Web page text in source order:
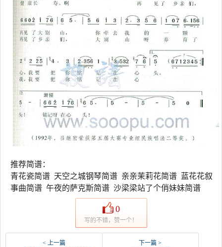
推荐简谱：
青花瓷简谱 天空之城钢琴简谱 亲亲茉莉花简谱 蓝花花叙
事曲简谱 午夜的萨克斯简谱 沙梁梁站了个俏妹妹简谱
0
写的不错，赞一个！
< 上一篇
下一篇 >